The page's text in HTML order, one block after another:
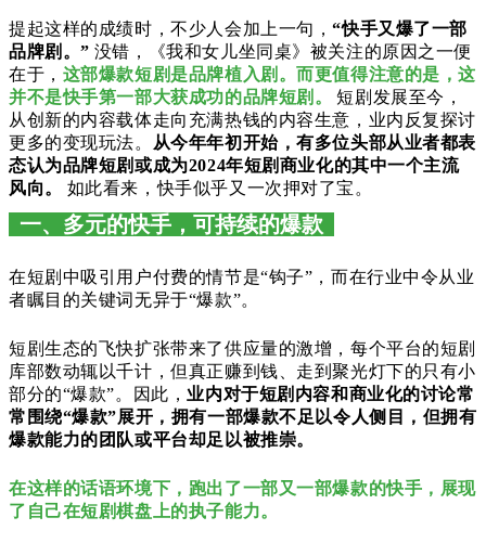
提起这样的成绩时，不少人会加上一句，“快手又爆了一部
品牌剧。” 没错，《我和女儿坐同桌》被关注的原因之一便
在于， 这部爆款短剧是品牌植入剧。而更值得注意的是，这
并不是快手第一部大获成功的品牌短剧。
短剧发展至今，
从创新的内容载体走向充满热钱的内容生意，业内反复探讨
更多的变现玩法。
从今年年初开始，有多位头部从业者都表
态认为品牌短剧或成为2024年短剧商业化的其中一个主流
风向。
如此看来，快手似乎又一次押对了宝。
一、多元的快手，可持续的爆款
在短剧中吸引用户付费的情节是“钩子”，而在行业中令从业
者瞩目的关键词无异于“爆款”。
短剧生态的飞快扩张带来了供应量的激增，每个平台的短剧
库部数动辄以千计，但真正赚到钱、走到聚光灯下的只有小
部分的“爆款”。因此，业内对于短剧内容和商业化的讨论常
常围绕“爆款”展开，拥有一部爆款不足以令人侧目，但拥有
爆款能力的团队或平台却足以被推崇。
在这样的话语环境下，跑出了一部又一部爆款的快手，展现
了自己在短剧棋盘上的执子能力。